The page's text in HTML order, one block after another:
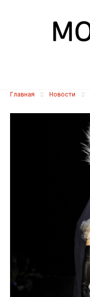
Главная Новости